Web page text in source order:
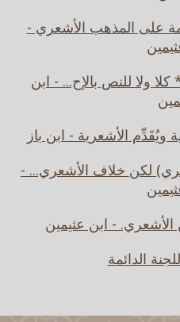
على المذهب الأشعري -
ولا للنص بالإح... - ابن
الأشعرية - ابن باز
لكن خلاف الأشعري... -
- ابن عثيمين
الدائمة